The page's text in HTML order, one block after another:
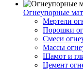
Огнеупорные
Мертели
Порошки
Смеси
Массы
Шамот и
Цемент